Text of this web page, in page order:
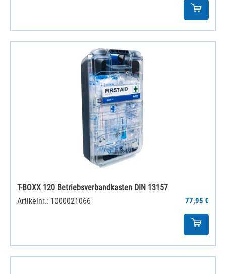
T-BOXX 120 Betriebsverbandkasten DIN 13157
Artikelnr.: 1000021066
77,95 €